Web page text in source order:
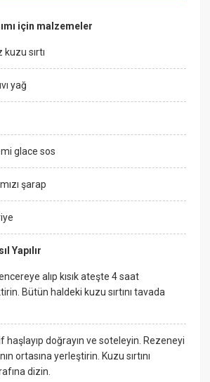
için malzemeler
sırtı
yağ
glace sos
şarap
Yapılır
alıp kısık ateşte 4 saat
Bütün haldeki kuzu sırtını tavada
haşlayıp doğrayın ve soteleyin. Rezeneyi
ortasına yerleştirin. Kuzu sırtını
dizin.